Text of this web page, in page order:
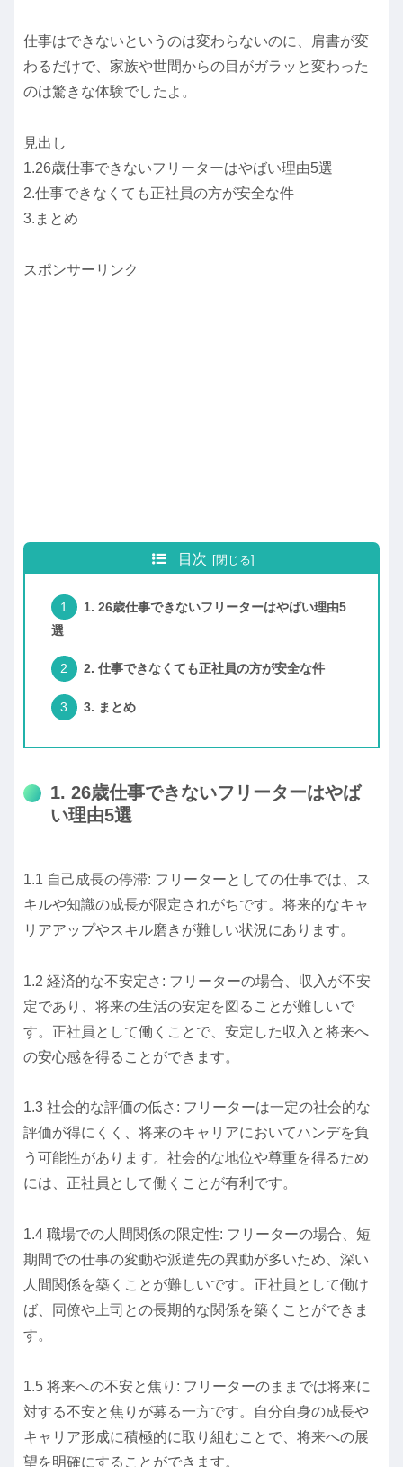
仕事はできないというのは変わらないのに、肩書が変
わるだけで、家族や世間からの目がガラッと変わった
のは驚きな体験でしたよ。
見出し
1.26歳仕事できないフリーターはやばい理由5選
2.仕事できなくても正社員の方が安全な件
3.まとめ
スポンサーリンク
目次
1. 26歳仕事できないフリーターはやばい理由5
選
2. 仕事できなくても正社員の方が安全な件
3. まとめ
1. 26歳仕事できないフリーターはやば
い理由5選
1.1 自己成長の停滞: フリーターとしての仕事では、ス
キルや知識の成長が限定されがちです。将来的なキャ
リアアップやスキル磨きが難しい状況にあります。
1.2 経済的な不安定さ: フリーターの場合、収入が不安
定であり、将来の生活の安定を図ることが難しいで
す。正社員として働くことで、安定した収入と将来へ
の安心感を得ることができます。
1.3 社会的な評価の低さ: フリーターは一定の社会的な
評価が得にくく、将来のキャリアにおいてハンデを負
う可能性があります。社会的な地位や尊重を得るため
には、正社員として働くことが有利です。
1.4 職場での人間関係の限定性: フリーターの場合、短
期間での仕事の変動や派遣先の異動が多いため、深い
人間関係を築くことが難しいです。正社員として働け
ば、同僚や上司との長期的な関係を築くことができま
す。
1.5 将来への不安と焦り: フリーターのままでは将来に
対する不安と焦りが募る一方です。自分自身の成長や
キャリア形成に積極的に取り組むことで、将来への展
望を明確にすることができます。